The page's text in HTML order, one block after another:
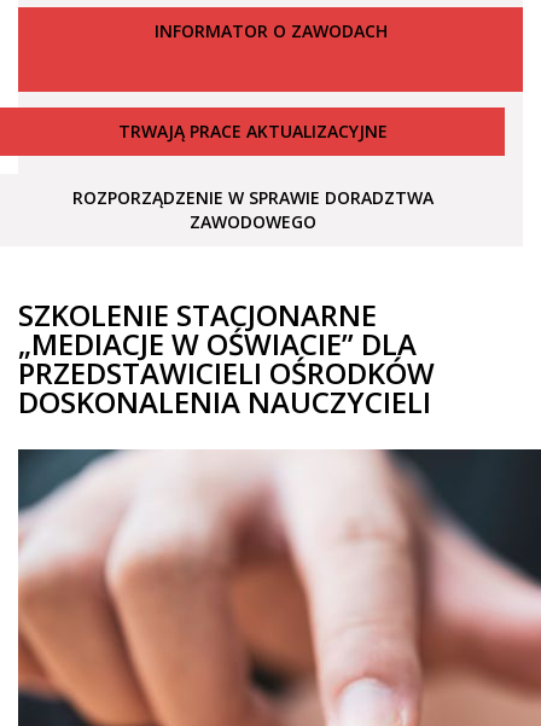
INFORMATOR O ZAWODACH
TRWAJĄ PRACE AKTUALIZACYJNE
ROZPORZĄDZENIE W SPRAWIE DORADZTWA
ZAWODOWEGO
SZKOLENIE STACJONARNE
„MEDIACJE W OŚWIACIE” DLA
PRZEDSTAWICIELI OŚRODKÓW
DOSKONALENIA NAUCZYCIELI